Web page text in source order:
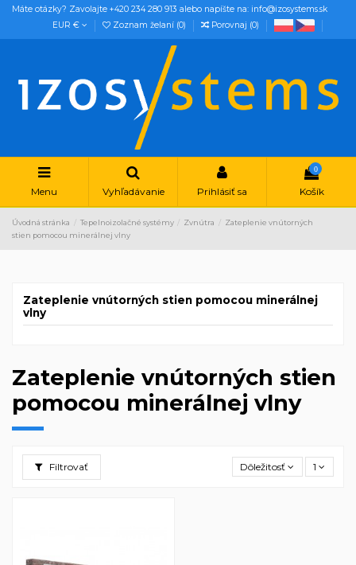
Máte otázky? Zavolajte +420 234 280 913 alebo napíšte na: info@izosystems.sk
EUR €
Zoznam želaní (0) Porovnaj (0)
Menu Vyhľadávanie Prihlásiť sa
0
Košík
Úvodná stránka Tepelnoizolačné systémy Zvnútra
Zateplenie vnútorných
stien pomocou minerálnej vlny
Zateplenie vnútorných stien
pomocou minerálnej vlny
Filtrovať Dôležitosť 1
Zateplenie vnútorných stien pomocou minerálnej
vlny